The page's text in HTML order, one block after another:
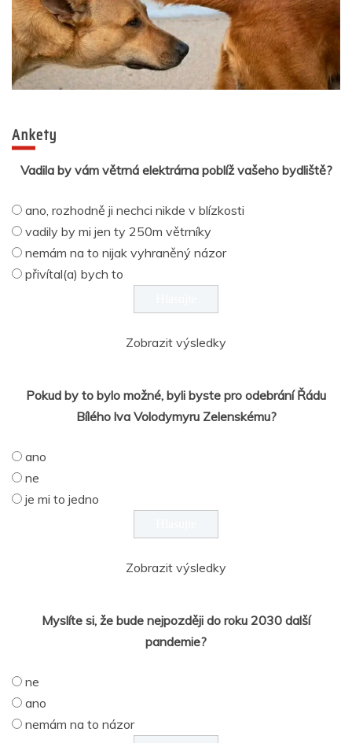
Ankety
Vadila by vám větrná elektrárna poblíž vašeho bydliště?
ano, rozhodně ji nechci nikde v blízkosti
vadily by mi jen ty 250m větrníky
nemám na to nijak vyhraněný názor
přivítal(a) bych to
Zobrazit výsledky
Pokud by to bylo možné, byli byste pro odebrání Řádu
Bílého lva Volodymyru Zelenskému?
ano
ne
je mi to jedno
Zobrazit výsledky
Myslíte si, že bude nejpozději do roku 2030 další
pandemie?
ne
ano
nemám na to názor